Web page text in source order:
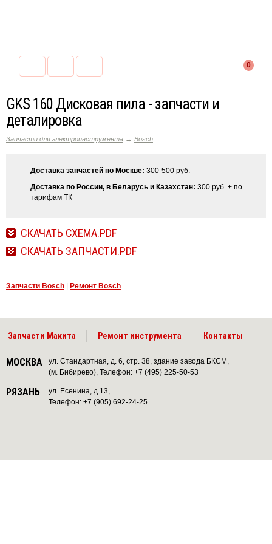
0
GKS 160 Дисковая пила - запчасти и
деталировка
Запчасти для электроинструмента → Bosch
Доставка запчастей по Москве: 300-500 руб.
Доставка по России, в Беларусь и Казахстан: 300 руб. + по
тарифам ТК
СКАЧАТЬ СХЕМА.PDF
СКАЧАТЬ ЗАПЧАСТИ.PDF
Запчасти Bosch Ремонт Bosch
Запчасти Макита Ремонт инструмента Контакты
МОСКВА
ул. Стандартная, д. 6, стр. 38, здание завода БКСМ,
(м. Бибирево), Телефон: +7 (495) 225-50-53
РЯЗАНЬ
ул. Есенина, д.13,
Телефон: +7 (905) 692-24-25